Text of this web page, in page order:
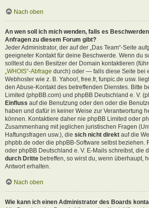
Nach oben
An wen soll ich mich wenden, falls es
Anfragen zu diesem Forum gibt?
Jeder Administrator, der auf der „Das Team“-Seite
geeigneter Kontakt für deine Beschwerde. Wenn du
solltest du den Besitzer der Domain kontaktieren
„WHOIS“-Abfrage durch) oder — falls diese Seite bei
Webhoster wie z. B. Yahoo!, free.fr, funpic.de usw.
den Abuse-Kontakt des betreffenden Dienstes. Bitte
Limited (phpBB.com) und phpBB Deutschland e. V.
Einfluss auf die Benutzung oder den oder die
haben und dafür in keiner Weise zur Verantwortung
können. Kontaktiere daher nie phpBB Limited oder
Zusammenhang mit jeglichen juristischen Fragen
Haftungsfragen usw.), die sich nicht direkt auf die
phpbb.de oder die phpBB-Software selbst beziehen.
oder phpBB Deutschland e. V. E-Mails schreibst, die
durch Dritte betreffen, so wirst du, wenn überhaupt,
Antwort erhalten.
Nach oben
Wie kann ich einen Administrator des Boards